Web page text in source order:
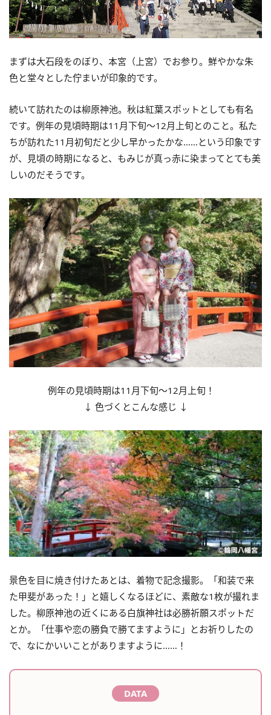
まずは大石段をのぼり、本宮（上宮）でお参り。鮮やかな朱
色と堂々とした佇まいが印象的です。
続いて訪れたのは柳原神池。秋は紅葉スポットとしても有名
です。例年の見頃時期は11月下旬～12月上旬とのこと。私た
ちが訪れた11月初旬だと少し早かったかな……という印象です
が、見頃の時期になると、もみじが真っ赤に染まってとても美
しいのだそうです。
例年の見頃時期は11月下旬～12月上旬！
↓ 色づくとこんな感じ ↓
景色を目に焼き付けたあとは、着物で記念撮影。「和装で来
た甲斐があった！」と嬉しくなるほどに、素敵な1枚が撮れま
した。柳原神池の近くにある白旗神社は必勝祈願スポットだ
とか。「仕事や恋の勝負で勝てますように」とお祈りしたの
で、なにかいいことがありますように……！
DATA